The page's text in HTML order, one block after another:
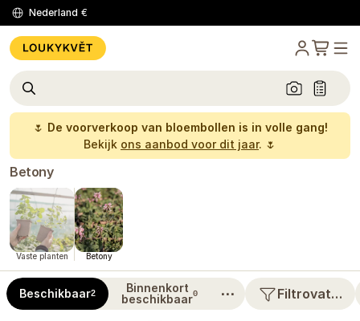
Nederland €
🌷 De voorverkoop van bloembollen is in volle gang!
Bekijk ons aanbod voor dit jaar. 🌷
Betony
Vaste planten Betony
Beschikbaar2
Binnenkort
beschikbaar0 ⋯ Filtrovat…